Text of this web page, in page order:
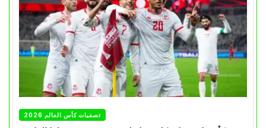
تصفيات كأس العالم 2026